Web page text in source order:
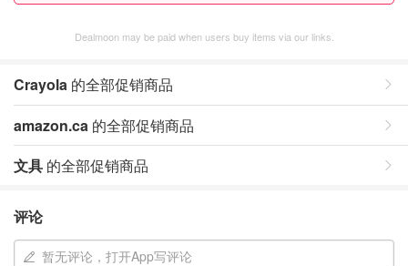
Dealmoon may be paid when users buy items via our links.
Crayola 的全部促销商品
amazon.ca 的全部促销商品
文具 的全部促销商品
评论
暂无评论，打开App写评论